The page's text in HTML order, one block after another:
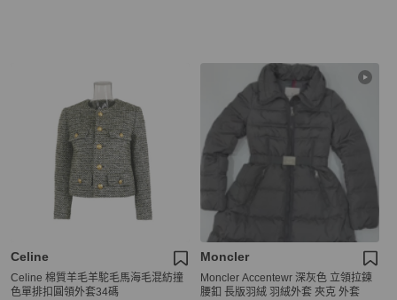
Celine
Celine 棉質羊毛羊駝毛馬海毛混紡撞
色單排扣圓領外套34碼
Moncler
Moncler Accentewr 深灰色 立領拉鍊
腰釦 長版羽絨 羽絨外套 夾克 外套